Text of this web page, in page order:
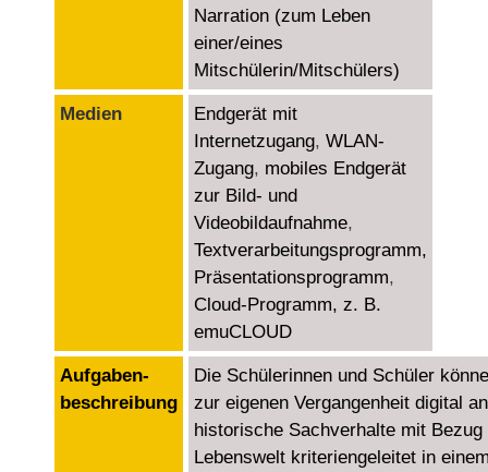
Narration (zum Leben
einer/eines
Mitschülerin/Mitschülers)
Medien
Endgerät mit
Internetzugang, WLAN-
Zugang, mobiles Endgerät
zur Bild- und
Videobildaufnahme,
Textverarbeitungsprogramm,
Präsentationsprogramm,
Cloud-Programm, z. B.
emuCLOUD
Aufgaben­
beschreibung
Die Schülerinnen und Schüler
zur eigenen Vergangenheit digital
historische Sachverhalte mit Bezug
Lebenswelt kriteriengeleitet in